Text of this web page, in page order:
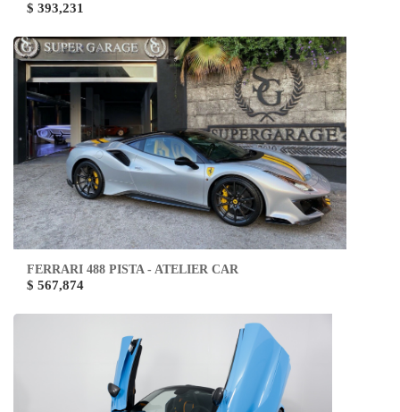
$ 393,231
FERRARI 488 PISTA - ATELIER CAR
$ 567,874